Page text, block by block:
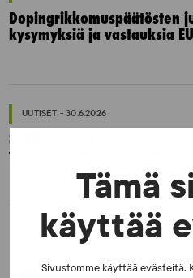
Tämä
käyttää
Sivustomme käyttää evästeitä.
Dopingrikkomuspäätösten
kysymyksiä ja vastauksia
UUTISET - 30.6.2026
SUEKin sivuilla uusi
väkivaltaisten alakulttuurien